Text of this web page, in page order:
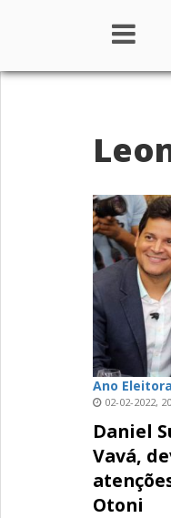
Institucional
Colunistas
Ano
02-02-2022,
Daniel
Vavá,
Otoni